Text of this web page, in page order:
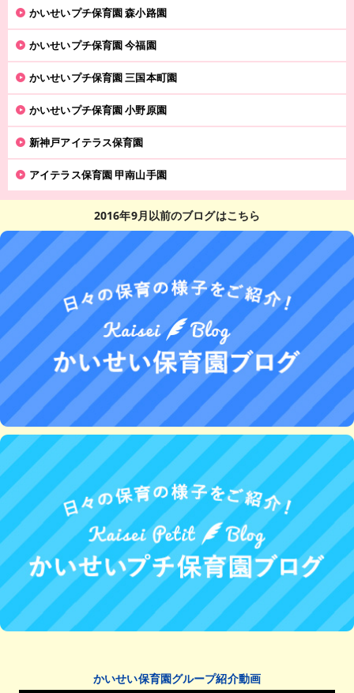
かいせいプチ保育園 森小路園
かいせいプチ保育園 今福園
かいせいプチ保育園 三国本町園
かいせいプチ保育園 小野原園
新神戸アイテラス保育園
アイテラス保育園 甲南山手園
2016年9月以前のブログはこちら
かいせい保育園グループ紹介動画